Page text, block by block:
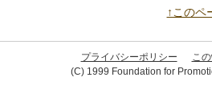
↑このペ
プライバシーポリシー
こ
(C) 1999 Foundation for